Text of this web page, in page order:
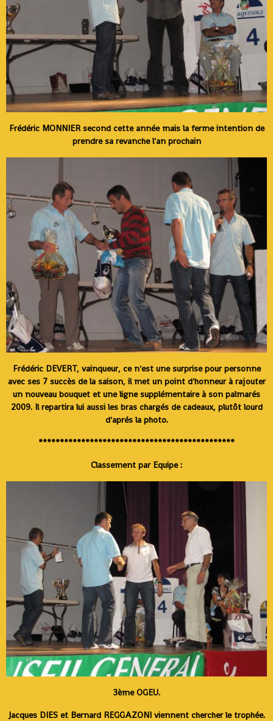
Frédéric MONNIER second cette année mais la ferme intention de
prendre sa revanche l'an prochain
Frédéric DEVERT, vainqueur, ce n'est une surprise pour personne
avec ses 7 succès de la saison, il met un point d'honneur à rajouter
un nouveau bouquet et une ligne supplémentaire à son palmarés
2009. Il repartira lui aussi les bras chargés de cadeaux, plutôt lourd
d'aprés la photo.
**********************************************
Classement par Equipe :
3ème OGEU.
Jacques DIES et Bernard REGGAZONI viennent chercher le trophée.